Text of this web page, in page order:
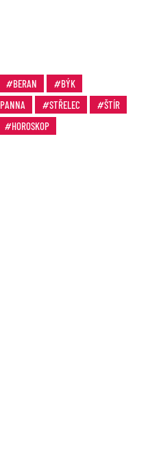
BERAN
BÝK
PANNA STŘELEC
ŠTÍR
HOROSKOP